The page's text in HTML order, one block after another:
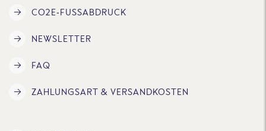
CO2E-FUSSABDRUCK
NEWSLETTER
FAQ
ZAHLUNGSART & VERSANDKOSTEN